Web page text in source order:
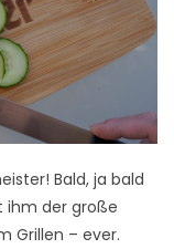
Bald, ja bald
ihm der große
Grillen – ever.